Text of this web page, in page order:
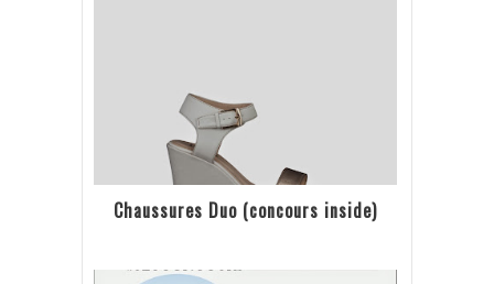
Chaussures Duo (concours inside)